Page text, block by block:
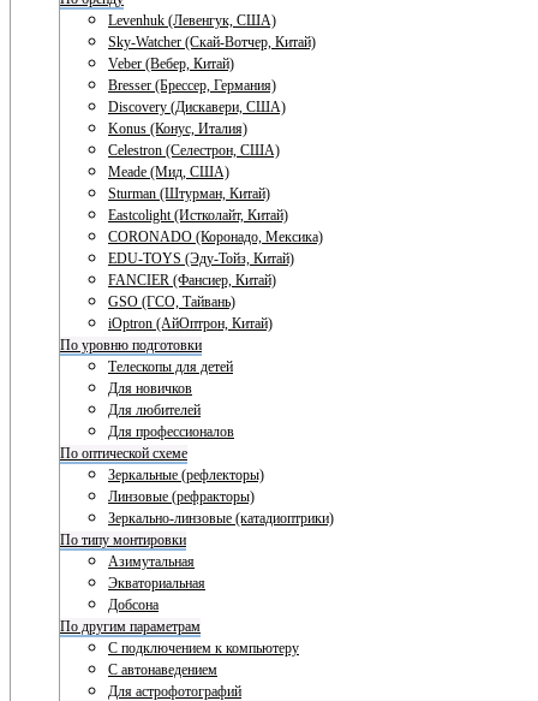
Levenhuk (Левенгук, США)
Sky-Watcher (Скай-Вотчер, Китай)
Veber (Вебер, Китай)
Bresser (Брессер, Германия)
Discovery (Дискавери, США)
Konus (Конус, Италия)
Celestron (Селестрон, США)
Meade (Мид, США)
Sturman (Штурман, Китай)
Eastcolight (Истколайт, Китай)
CORONADO (Коронадо, Мексика)
EDU-TOYS (Эду-Тойз, Китай)
FANCIER (Фансиер, Китай)
GSO (ГСО, Тайвань)
iOptron (АйОптрон, Китай)
По уровню подготовки
Телескопы для детей
Для новичков
Для любителей
Для профессионалов
По оптической схеме
Зеркальные (рефлекторы)
Линзовые (рефракторы)
Зеркально-линзовые (катадиоптрики)
По типу монтировки
Азимутальная
Экваториальная
Добсона
По другим параметрам
С подключением к компьютеру
С автонаведением
Для астрофотографий